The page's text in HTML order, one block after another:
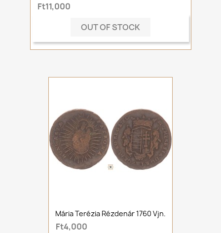
Ft11,000
OUT OF STOCK
Mária Terézia Rézdenár 1760 Vjn.
Ft4,000